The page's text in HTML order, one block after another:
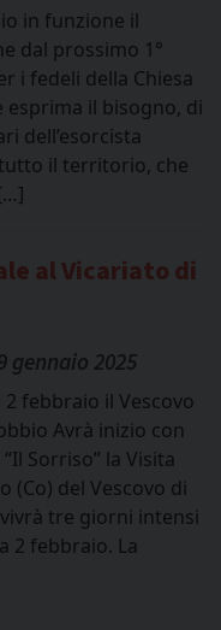
in funzione il
dal prossimo 1°
i fedeli della Chiesa
esprima il bisogno, di
dell’esorcista
il territorio, che
al Vicariato di
gennaio 2025
febbraio il Vescovo
Avrà inizio con
Sorriso” la Visita
(Co) del Vescovo di
tre giorni intensi
2 febbraio. La